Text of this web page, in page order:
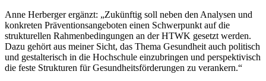
Anne Herberger ergänzt: „Zukünftig soll neben den Analysen und
konkreten Präventionsangeboten einen Schwerpunkt auf die
strukturellen Rahmenbedingungen an der HTWK gesetzt werden.
Dazu gehört aus meiner Sicht, das Thema Gesundheit auch politisch
und gestalterisch in die Hochschule einzubringen und perspektivisch
die feste Strukturen für Gesundheitsförderungen zu verankern.“